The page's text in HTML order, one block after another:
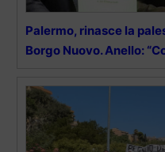
Palermo, rinasce la
Borgo Nuovo. Anello: